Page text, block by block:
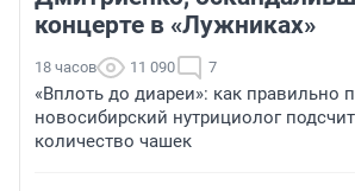
концерте в «Лужниках»
18 часов 11 090 7
«Вплоть до диареи»: как правильно
новосибирский нутрициолог
количество чашек